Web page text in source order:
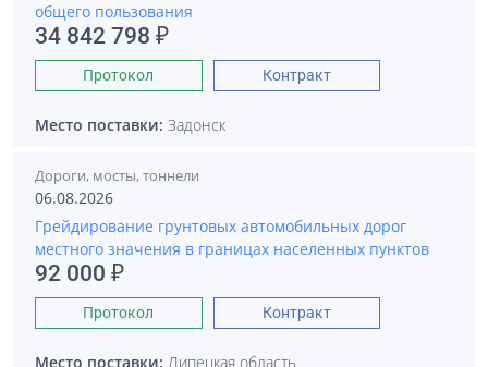
общего пользования
34 842 798 ₽
Протокол Контракт
Место поставки: Задонск
Дороги, мосты, тоннели
06.08.2026
Грейдирование грунтовых автомобильных дорог
местного значения в границах населенных пунктов
92 000 ₽
Протокол Контракт
Место поставки: Липецкая область